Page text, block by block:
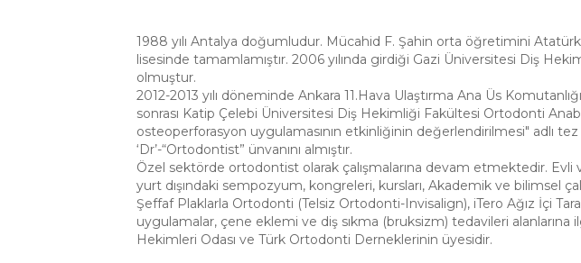
1988 yılı Antalya doğumludur. Mücahid F. Şahin orta öğretimini
lisesinde tamamlamıştır. 2006 yılında girdiği Gazi Üniversitesi Diş
olmuştur.
2012-2013 yılı döneminde Ankara 11.Hava Ulaştırma Ana Üs
sonrası Katip Çelebi Üniversitesi Diş Hekimliği Fakültesi Ortodonti
osteoperforasyon uygulamasının etkinliğinin değerlendirilmesi" adlı
‘Dr’-“Ortodontist” ünvanını almıştır.
Özel sektörde ortodontist olarak çalışmalarına devam etmektedir. Evli
yurt dışındaki sempozyum, kongreleri, kursları, Akademik ve bilimsel
Şeffaf Plaklarla Ortodonti (Telsiz Ortodonti-Invisalign), iTero Ağız İçi
uygulamalar, çene eklemi ve diş sıkma (bruksizm) tedavileri
Hekimleri Odası ve Türk Ortodonti Derneklerinin üyesidir.